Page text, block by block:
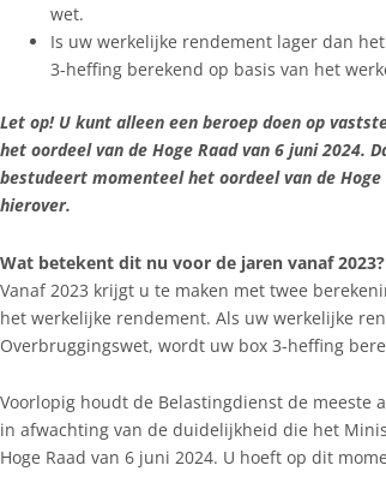
wet.
Is uw werkelijke rendement lager dan
3-heffing berekend op basis van het
Let op! U kunt alleen een beroep doen op
het oordeel van de Hoge Raad van 6 juni 2024.
bestudeert momenteel het oordeel van de
hierover.
Wat betekent dit nu voor de jaren vanaf 2023?
Vanaf 2023 krijgt u te maken met twee
het werkelijke rendement. Als uw werkelijke
Overbruggingswet, wordt uw box 3-heffing
Voorlopig houdt de Belastingdienst de meeste
in afwachting van de duidelijkheid die het
Hoge Raad van 6 juni 2024. U hoeft op dit